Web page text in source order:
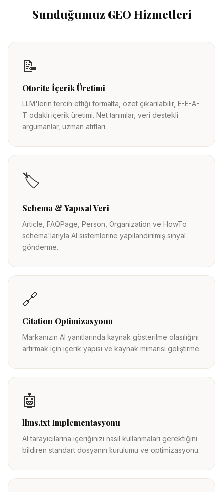
Sunduğumuz GEO Hizmetleri
📝
Otorite İçerik Üretimi
LLM'lerin tercih ettiği formatta, özet çıkarılabilir, E-E-A-
T odaklı içerik üretimi. Net tanımlar, veri destekli
argümanlar, uzman atıfları.
🏷️
Schema & Yapısal Veri
Article, FAQPage, Person, Organization ve HowTo
schema'larıyla AI sistemlerine yapılandırılmış sinyal
gönderme.
🔗
Citation Optimizasyonu
Markanızın AI yanıtlarında kaynak gösterilme olasılığını
artırmak için içerik yapısı ve kaynak mimarisi geliştirme.
🤖
llms.txt Implementasyonu
AI tarayıcılarına içeriğinizi nasıl kullanmaları gerektiğini
bildiren standart dosyanın kurulumu ve optimizasyonu.